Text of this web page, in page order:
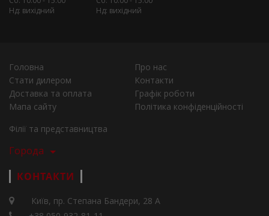
Нд: вихідний
Нд: вихідний
Головна
Про нас
Стати дилером
Контакти
Доставка та оплата
Графік роботи
Мапа сайту
Політика конфіденційності
Філії та представництва
Города
КОНТАКТИ
Київ, пр. Степана Бандери, 28 А